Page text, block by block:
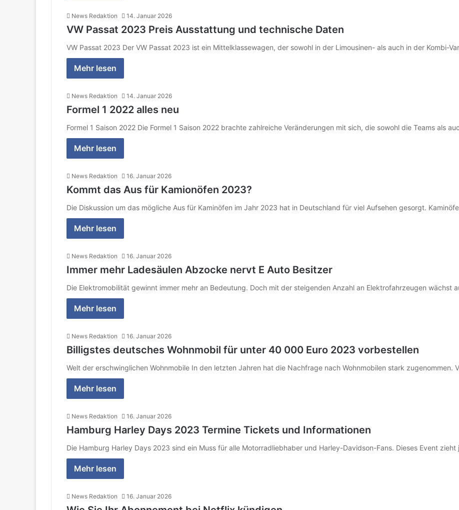
News Redaktion 14. Januar 2026
VW Passat 2023 Preis Ausstattung und technische Daten
VW Passat 2023 Der VW Passat 2023 ist ein Mittelklassewagen, der sowohl in der Limousinen- als auch in der Kombi-
Mehr lesen
News Redaktion 14. Januar 2026
Formel 1 2022 alles neu
Formel 1 Saison 2022 Die Formel 1 Saison 2022 brachte zahlreiche Veränderungen mit sich, die sowohl die Teams als
Mehr lesen
News Redaktion 16. Januar 2026
Kommt das Aus für Kamionöfen 2023?
Die Diskussion um das mögliche Aus für Kaminöfen im Jahr 2023 hat in Deutschland für viel Aufsehen gesorgt.
Mehr lesen
News Redaktion 16. Januar 2026
Immer mehr Ladesäulen Abzocke nervt E Auto Besitzer
Die Elektromobilität gewinnt immer mehr an Bedeutung. Doch mit der steigenden Anzahl an Elektrofahrzeugen wächst
Mehr lesen
News Redaktion 16. Januar 2026
Billigstes deutsches Wohnmobil für unter 40 000 Euro 2023 vorbestellen
Welt der erschwinglichen Wohnmobile In den letzten Jahren hat die Nachfrage nach Wohnmobilen stark zugenommen.
Mehr lesen
News Redaktion 16. Januar 2026
Hamburg Harley Days 2023 Termine Tickets und Informationen
Die Hamburg Harley Days 2023 sind ein Muss für alle Motorradliebhaber und Harley-Davidson-Fans. Dieses Event
Mehr lesen
News Redaktion 16. Januar 2026